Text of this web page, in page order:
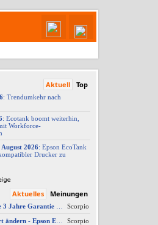
Aktuell Top
: Trendumkehr nach
: Ecotank boomt weiterhin,
Workforce-​
​ August 2026: Epson EcoTank
Drucker zu
Aktuelles Meinungen
Scorpio
AW #5: Admin Passwort ändern - Epson ET-4950
Scorpio